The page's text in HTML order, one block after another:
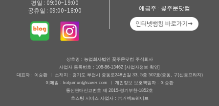
평일 : 09:00~19:00
공휴일 : 09:00~18:00
예금주 : 꽃주문닷컴
상호명 : 농업회사법인 꽃주문닷컴 주식회사
사업자 등록번호 : 108-86-13462 [사업자정보 확인]
대표자 : 이승환 ㅣ 소재지 : 경기도 부천시 중동로248번길 33, 5층 502호(중동, 구)신풍프라자)
이메일 : kotjumun@naver.com ㅣ 개인정보 보호책임자 : 이승환
통신판매신고번호 제 2015-경기부천-1852호
호스팅 서비스 사업자 : ㈜커넥트웨이브